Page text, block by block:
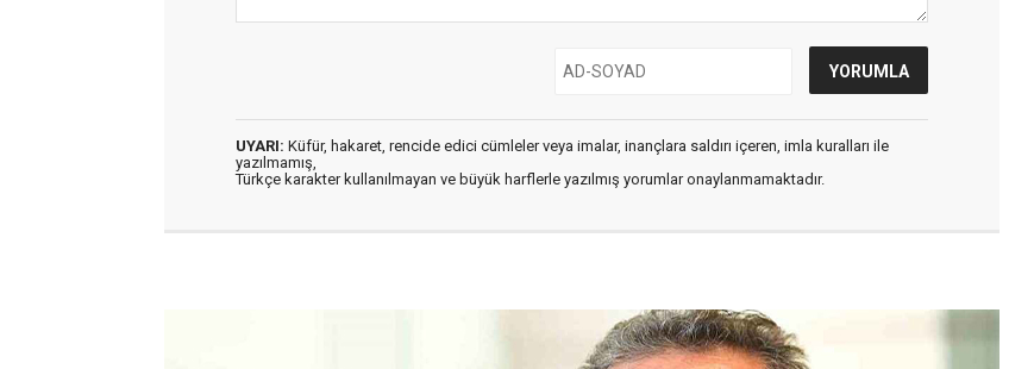
UYARI: Küfür, hakaret, rencide edici cümleler veya imalar, inançlara saldırı içeren, imla kuralları ile
yazılmamış,
Türkçe karakter kullanılmayan ve büyük harflerle yazılmış yorumlar onaylanmamaktadır.